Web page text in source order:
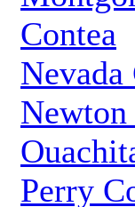
Contea
Nevada
Newton
Perry